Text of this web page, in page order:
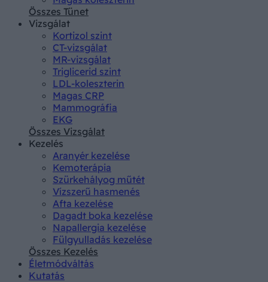
Összes Tünet
Vizsgálat
Kortizol szint
CT-vizsgálat
MR-vizsgálat
Triglicerid szint
LDL-koleszterin
Magas CRP
Mammográfia
EKG
Összes Vizsgálat
Kezelés
Aranyér kezelése
Kemoterápia
Szürkehályog műtét
Vízszerű hasmenés
Afta kezelése
Dagadt boka kezelése
Napallergia kezelése
Fülgyulladás kezelése
Összes Kezelés
Életmódváltás
Kutatás